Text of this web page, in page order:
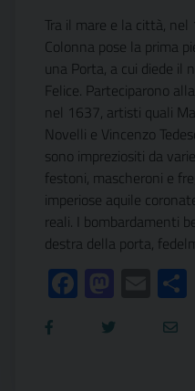
Tra il mare e la città,
Colonna pose la prima
una Porta, a cui diede il
Felice. Parteciparono
nel 1637, artisti quali
Novelli e Vincenzo
sono impreziositi da
festoni, mascheroni e
imperiose aquile
reali. I bombardamenti
destra della porta,
Facebook